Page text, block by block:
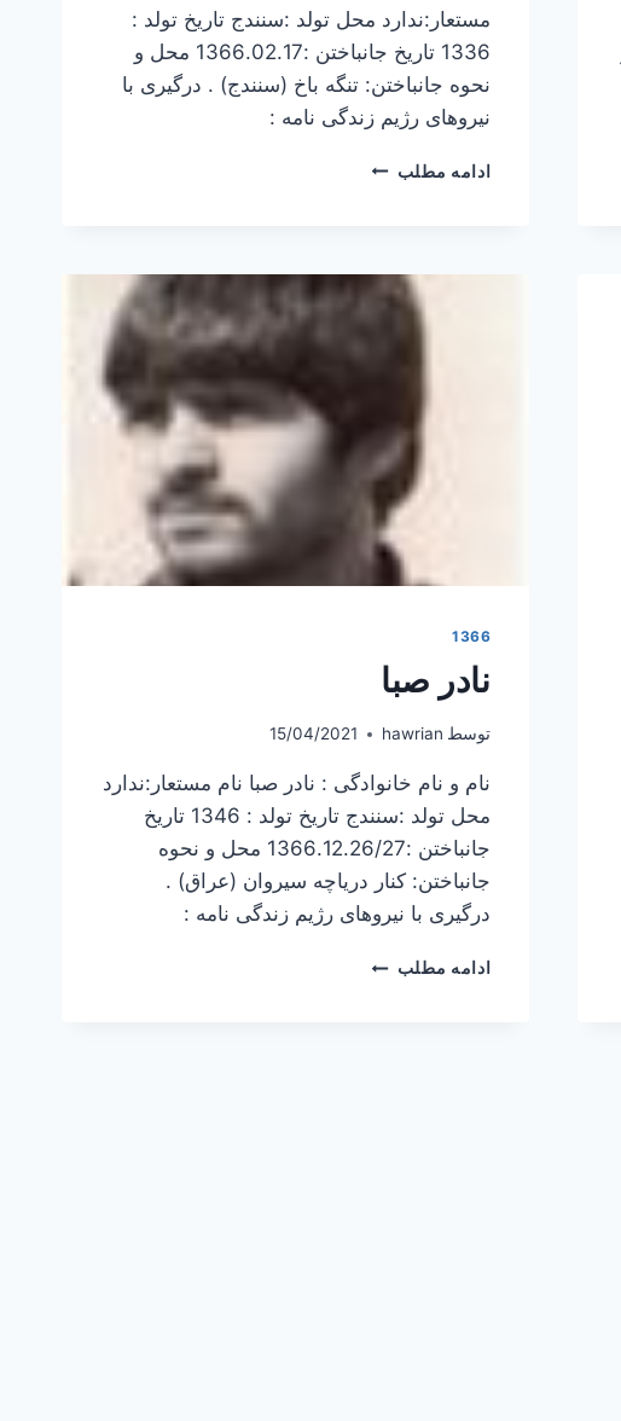
مستعار:ندارد محل تولد :سنندج تاریخ تولد :
1336 تاریخ جانباختن :1366.02.17 محل و
نحوه جانباختن: تنگه باخ (سنندج) . درگیری با
نیروهای رژیم زندگی نامه :
ادامه مطلب محسن
1366
نادر صبا
توسط hawrian
15/04/2021
نام و نام خانوادگی : نادر صبا نام مستعار:ندارد
محل تولد :سنندج تاریخ تولد : 1346 تاریخ
جانباختن :1366.12.26/27 محل و نحوه
جانباختن: کنار دریاچه سیروان (عراق) .
درگیری با نیروهای رژیم زندگی نامه :
ادامه مطلب نادر